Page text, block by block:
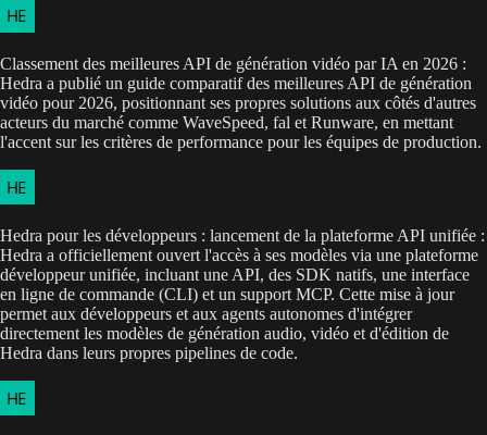
Classement des meilleures API de génération vidéo par IA en 2026 :
Hedra a publié un guide comparatif des meilleures API de génération
vidéo pour 2026, positionnant ses propres solutions aux côtés d'autres
acteurs du marché comme WaveSpeed, fal et Runware, en mettant
l'accent sur les critères de performance pour les équipes de production.
Hedra pour les développeurs : lancement de la plateforme API unifiée :
Hedra a officiellement ouvert l'accès à ses modèles via une plateforme
développeur unifiée, incluant une API, des SDK natifs, une interface
en ligne de commande (CLI) et un support MCP. Cette mise à jour
permet aux développeurs et aux agents autonomes d'intégrer
directement les modèles de génération audio, vidéo et d'édition de
Hedra dans leurs propres pipelines de code.